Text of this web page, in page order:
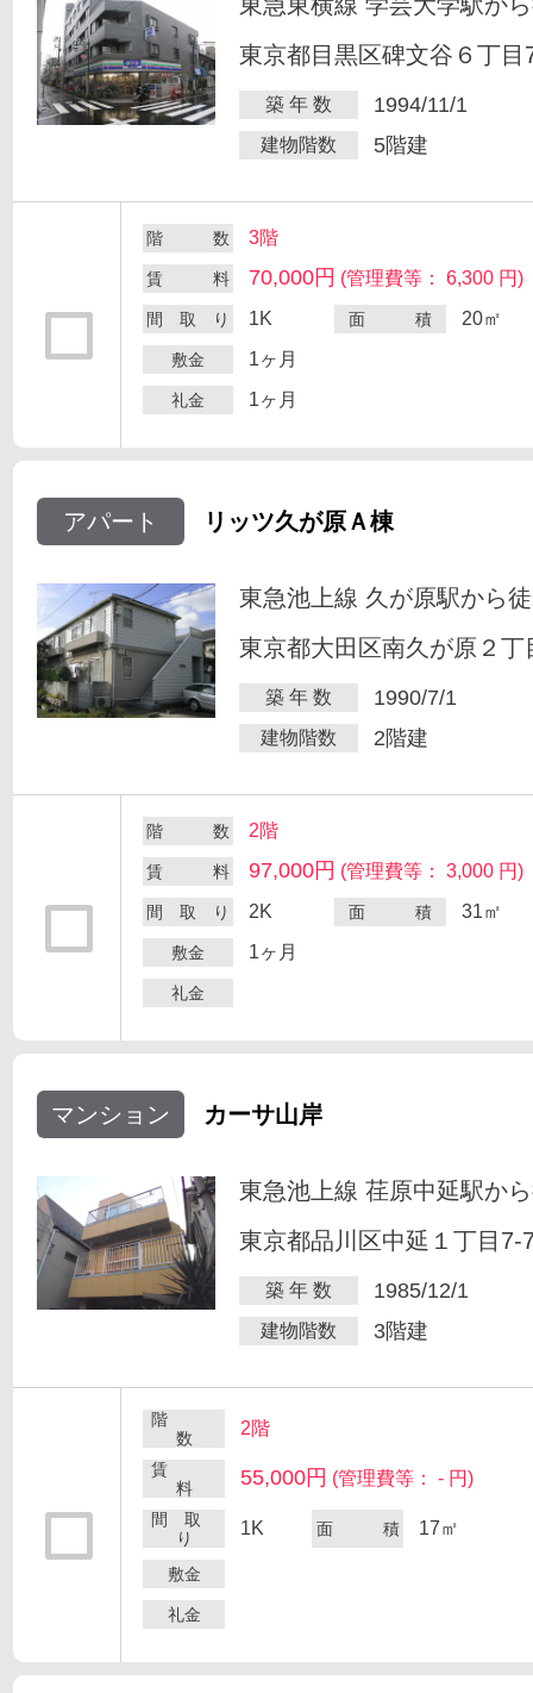
東京都目黒区碑文谷６丁目
築 年 数 1994/11/1
建物階数 5階建
階 数 3階
賃 料 70,000円 (管理費等： 6,300 円)
間 取 り 1K 面 積 20㎡
敷金 1ヶ月
礼金 1ヶ月
アパート リッツ久が原Ａ棟
東急池上線 久が原駅から
東京都大田区南久が原２丁
築 年 数 1990/7/1
建物階数 2階建
階 数 2階
賃 料 97,000円 (管理費等： 3,000 円)
間 取 り 2K 面 積 31㎡
敷金 1ヶ月
礼金
マンション カーサ山岸
東急池上線 荏原中延駅か
東京都品川区中延１丁目7-
築 年 数 1985/12/1
建物階数 3階建
階
数
2階
賃
料
55,000円 (管理費等： - 円)
間 取
り
1K 面 積 17㎡
敷金
礼金